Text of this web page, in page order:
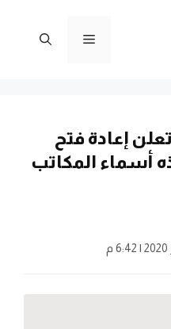
القائمة
إعادة فتح
أسماء المكاتب